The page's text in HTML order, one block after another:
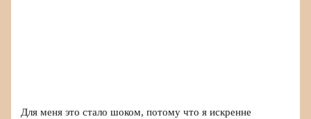
Для меня это стало шоком, потому что я искренне